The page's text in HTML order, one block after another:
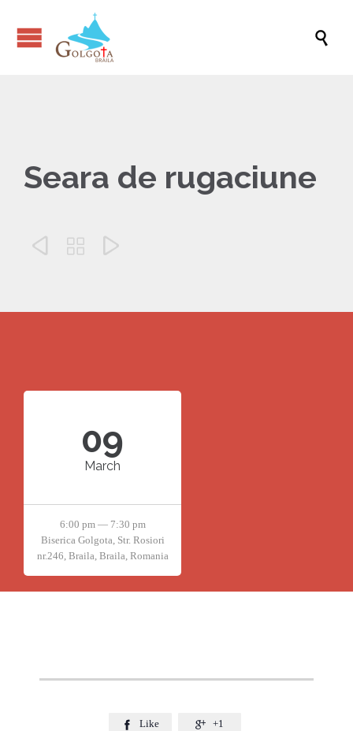

Seara de rugaciune
  
09
March
6:00 pm — 7:30 pm
Biserica Golgota, Str. Rosiori
nr.246, Braila, Braila, Romania
 Like  +1